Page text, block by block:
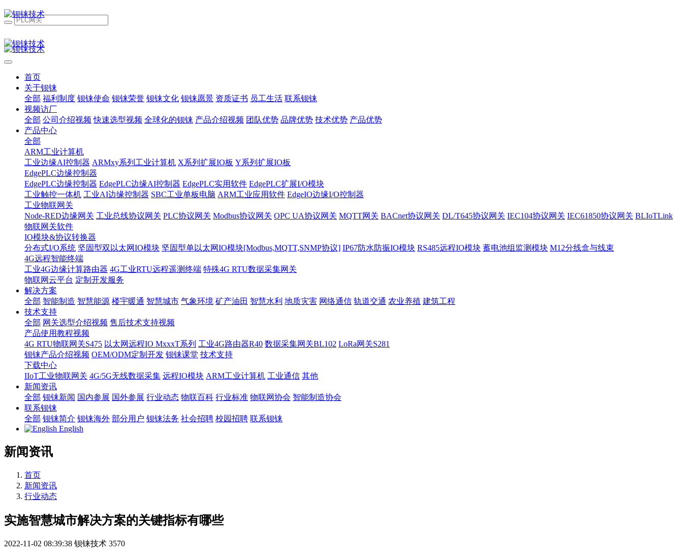
首页
关于钡铼
全部 福利制度 钡铼使命 钡铼荣誉 钡铼文化 钡铼愿景 资质证书 员工生活 联系钡铼
视频访厂
全部 公司介绍视频 快速选型视频 全球化的钡铼 产品介绍视频 团队优势 品牌优势 技术优势 产品优势
产品中心
全部
ARM工业计算机
工业边缘AI控制器 ARMxy系列工业计算机 X系列扩展IO板 Y系列扩展IO板
EdgePLC边缘控制器
EdgePLC边缘控制器 EdgePLC边缘AI控制器 EdgePLC实用软件 EdgePLC扩展I/O模块
工业触控一体机 工业AI边缘控制器 SBC工业单板电脑 ARM工业应用软件 EdgeIO边缘I/O控制器
工业物联网关
Node-RED边缘网关 工业总线协议网关 PLC协议网关 Modbus协议网关 OPC UA协议网关 MQTT网关 BACnet协议网关 DL/T645协议网关 IEC104协议网关 IEC61850协议网关 BLIoTLink
物联网关软件
IO模块&协议转换器
分布式I/O系统 坚固型双以太网IO模块 坚固型单以太网IO模块[Modbus,MQTT,SNMP协议] IP67防水防振IO模块 RS485远程IO模块 蓄电池组监测模块 M12分线盒与线束
4G远程智能终端
工业4G边缘计算路由器 4G工业RTU远程遥测终端 特殊4G RTU数据采集网关
物联网云平台 定制开发服务
解决方案
全部 智能制造 智慧能源 楼宇暖通 智慧城市 气象环境 矿产油田 智慧水利 地质灾害 网络通信 轨道交通 农业养殖 建筑工程
技术支持
全部 网关选型介绍视频 售后技术支持视频
产品使用教程视频
4G RTU物联网关S475 以太网远程IO MxxxT系列 工业4G路由器R40 数据采集网关BL102 LoRa网关S281
钡铼产品介绍视频 OEM/ODM定制开发 钡铼课堂 技术支持
下载中心
IIoT工业物联网关 4G/5G无线数据采集 远程IO模块 ARM工业计算机 工业通信 其他
新闻资讯
全部 钡铼新闻 国内参展 国外参展 行业动态 物联百科 行业标准 物联网协会 智能制造协会
联系钡铼
全部 钡铼简介 钡铼海外 部分用户 钡铼法务 社会招聘 校园招聘 联系钡铼
English
新闻资讯
首页
新闻资讯
行业动态
实施智慧城市解决方案的关键指标有哪些
2022-11-02 08:39:38 钡铼技术 3570